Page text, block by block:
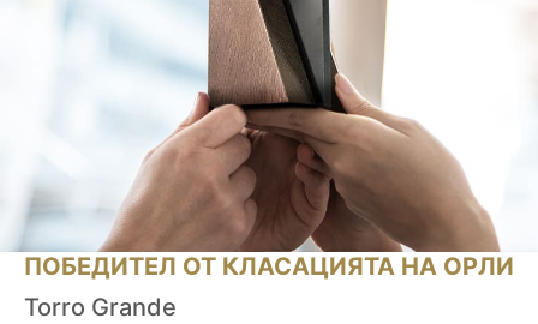
ПОБЕДИТЕЛ ОТ КЛАСАЦИЯТА НА ОРЛИ
Torro Grande